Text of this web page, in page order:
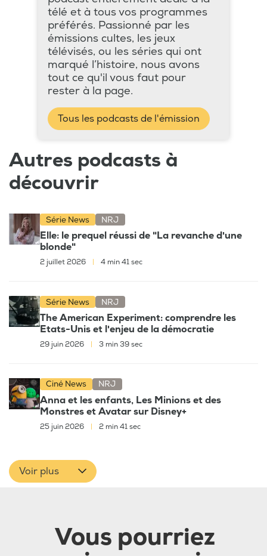
télé et à tous vos programmes
préférés. Passionné par les
émissions cultes, les jeux
télévisés, ou les séries qui ont
marqué l’histoire, nous avons
tout ce qu'il vous faut pour
rester à la page.
Tous les podcasts de l'émission
Autres podcasts à
découvrir
Série News NRJ
Elle: le prequel réussi de "La revanche d'une
blonde"
2 juillet 2026 4 min 41 sec
Série News NRJ
The American Experiment: comprendre les
Etats-Unis et l'enjeu de la démocratie
29 juin 2026 3 min 39 sec
Ciné News NRJ
Anna et les enfants, Les Minions et des
Monstres et Avatar sur Disney+
25 juin 2026 | 2 min 41 sec
Voir plus
Vous pourriez